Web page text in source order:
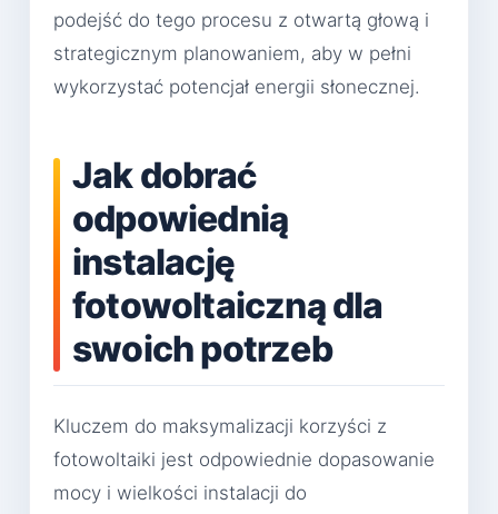
podejść do tego procesu z otwartą głową i
strategicznym planowaniem, aby w pełni
wykorzystać potencjał energii słonecznej.
Jak dobrać
odpowiednią
instalację
fotowoltaiczną dla
swoich potrzeb
Kluczem do maksymalizacji korzyści z
fotowoltaiki jest odpowiednie dopasowanie
mocy i wielkości instalacji do